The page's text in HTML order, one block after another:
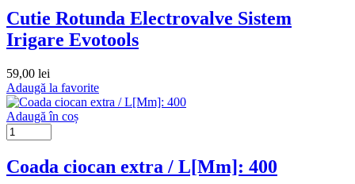
Cutie Rotunda Electrovalve Sistem
Irigare Evotools
59,00 lei
Adaugă la favorite
Adaugă în coș
Coada ciocan extra / L[Mm]: 400